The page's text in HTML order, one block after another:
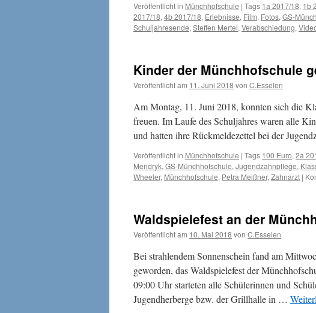
Veröffentlicht in Münchhofschule | Tags 1a 2017/18, 1b
2017/18, 4b 2017/18, Erlebnisse, Film, Fotos, GS-
Schuljahresende, Steffen Mertel, Verabschiedung,
Kinder der Münchhofschule
Veröffentlicht am 11. Juni 2018 von C.Esselen
Am Montag, 11. Juni 2018, konnten sich die
freuen. Im Laufe des Schuljahres waren alle
und hatten ihre Rückmeldezettel bei der
Veröffentlicht in Münchhofschule | Tags 100 Euro, 2a
Mendryk, GS-Münchhofschule, Jugendzahnpflege,
Wheeler, Münchhofschule, Petra Meißner, Zahnarzt |
Waldspielefest an der
Veröffentlicht am 10. Mai 2018 von C.Esselen
Bei strahlendem Sonnenschein fand am
geworden, das Waldspielefest der
09:00 Uhr starteten alle Schülerinnen und
Jugendherberge bzw. der Grillhalle in …